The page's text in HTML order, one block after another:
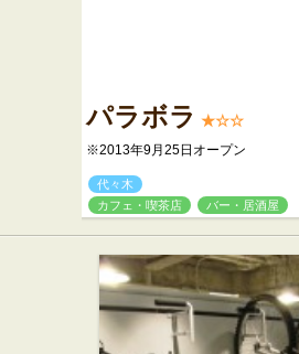
パラボラ ★☆☆
※2013年9月25日オープン
代々木
カフェ・喫茶店
バー・居酒屋